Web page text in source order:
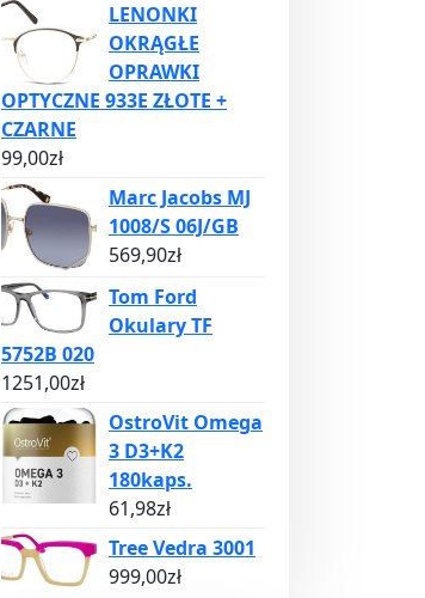
LENONKI
OKRĄGŁE
OPRAWKI
OPTYCZNE 933E ZŁOTE +
CZARNE
99,00zł
Marc Jacobs MJ
1008/S 06J/GB
569,90zł
Tom Ford
Okulary TF
5752B 020
1251,00zł
OstroVit Omega
3 D3+K2
180kaps.
61,98zł
Tree Vedra 3001
999,00zł